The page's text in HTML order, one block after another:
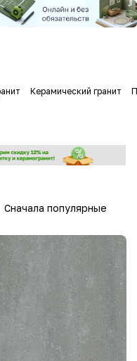
Керамический гранит
Сначала популярные